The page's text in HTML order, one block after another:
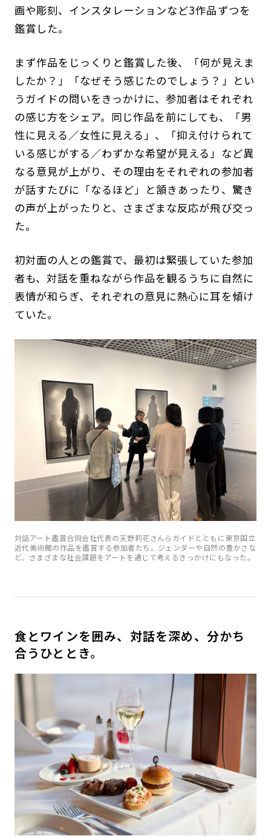
画や彫刻、インスタレーションなど3作品ずつを
鑑賞した。
まず作品をじっくりと鑑賞した後、「何が見えま
したか？」「なぜそう感じたのでしょう？」とい
うガイドの問いをきっかけに、参加者はそれぞれ
の感じ方をシェア。同じ作品を前にしても、「男
性に見える／女性に見える」、「抑え付けられて
いる感じがする／わずかな希望が見える」など異
なる意見が上がり、その理由をそれぞれの参加者
が話すたびに「なるほど」と頷きあったり、驚き
の声が上がったりと、さまざまな反応が飛び交っ
た。
初対面の人との鑑賞で、最初は緊張していた参加
者も、対話を重ねながら作品を観るうちに自然に
表情が和らぎ、それぞれの意見に熱心に耳を傾け
ていた。
対話アート鑑賞合同会社代表の天野莉花さんらガイドとともに東京国立
近代美術館の作品を鑑賞する参加者たち。ジェンダーや自然の豊かさな
ど、さまざまな社会課題をアートを通じて考えるきっかけにもなった。
食とワインを囲み、対話を深め、分かち
合うひととき。